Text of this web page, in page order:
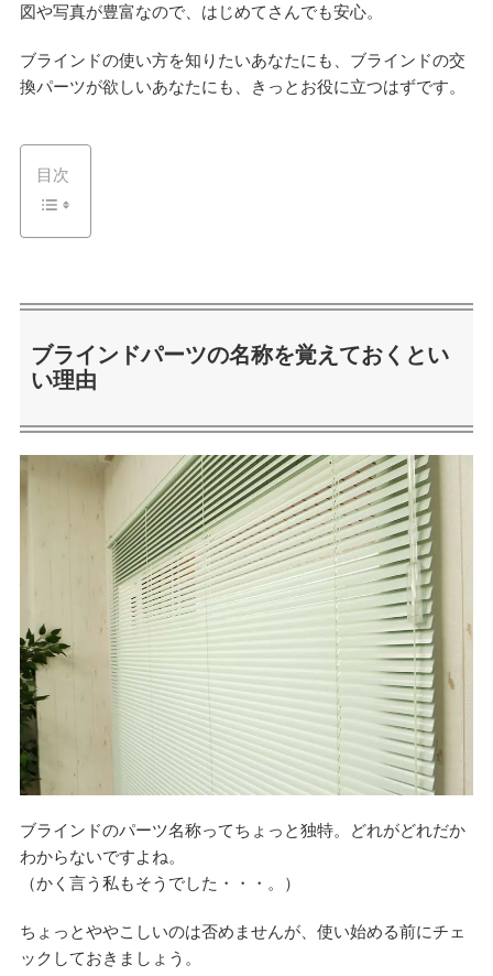
図や写真が豊富なので、はじめてさんでも安心。
ブラインドの使い方を知りたいあなたにも、ブラインドの交
換パーツが欲しいあなたにも、きっとお役に立つはずです。
目次
ブラインドパーツの名称を覚えておくとい
い理由
ブラインドのパーツ名称ってちょっと独特。どれがどれだか
わからないですよね。
（かく言う私もそうでした・・・。）
ちょっとややこしいのは否めませんが、使い始める前にチェ
ックしておきましょう。